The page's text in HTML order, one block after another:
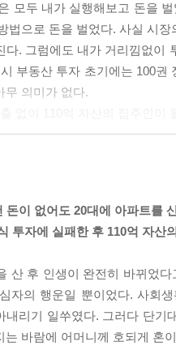
투자 원칙은 달라야 한다
칙이 필요하다
가공해 나만의 자료로 만들기
도구를 손에 익혀라
장 체크리스트 만들기
장벽은 없다
권 광역전철노선도를 방에 붙
은 부동산 정보를 머리에 심어라
모두 내가 실행해보고 돈을
법으로 돈을 벌었다. 사실 시
다. 그럼에도 내가 거리낌없이
부동산 투자 초기에는 100
무 의미가 없다.
자법이다. 쉽게 말하면 가장
장히 중요한데, 도 단위로 상
아파트들을 참고하면 좋겠다
않은 준신축과 구축에 투자
, 인구수 순으로 상승 순서가
잘 읽어도 최적의 매수 타이
돈이 없어도 20대에 아파트를
투자에 실패한 후 110억 자산
산 후 인생이 완전히 바뀌었
자의 행운일 뿐이었다. 사회
내리기 일쑤였다. 그러다 단기
는 바람에 어머니께 호되게 혼